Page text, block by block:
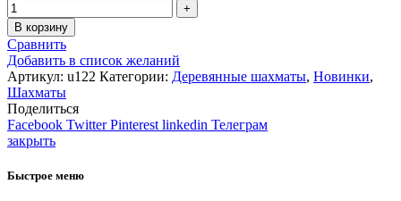
В корзину
Сравнить
Добавить в список желаний
Артикул: u122 Категории: Деревянные шахматы, Новинки,
Шахматы
Поделиться
Facebook Twitter Pinterest linkedin Телеграм
закрыть
Быстрое меню